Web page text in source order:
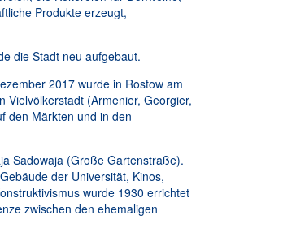
Produkte erzeugt,
die Stadt neu aufgebaut.
2017 wurde in Rostow am
Vielvölkerstadt (Armenier, Georgier,
den Märkten und in den
Sadowaja (Große Gartenstraße).
der Universität, Kinos,
wurde 1930 errichtet
zwischen den ehemaligen